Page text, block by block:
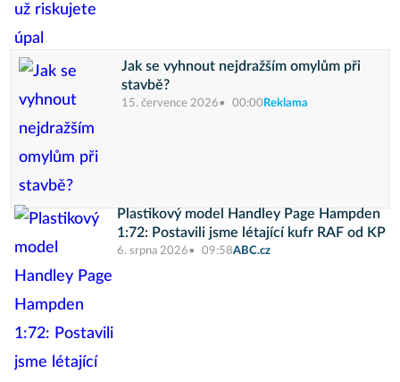
Jak se vyhnout nejdražším omylům při
stavbě?
15. července 2026 00:00 Reklama
Plastikový model Handley Page Hampden
1:72: Postavili jsme létající kufr RAF od KP
6. srpna 2026 09:58ABC.cz